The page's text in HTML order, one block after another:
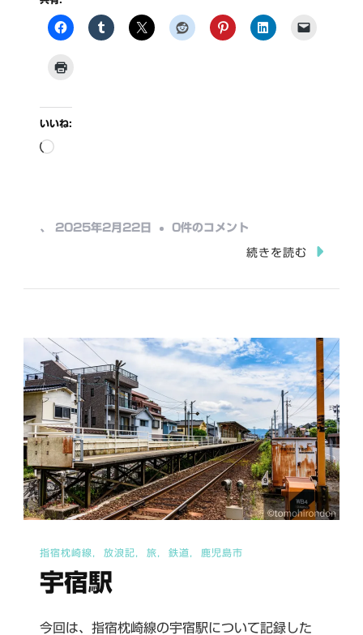
いいね:
読
中…
、 2025年2月22日 仙
へ
0件のコメント
続きを読む
指宿枕崎線 放浪記 旅 鉄道 鹿児島市
宇宿駅
今回は、指宿枕崎線の宇宿駅について記録した